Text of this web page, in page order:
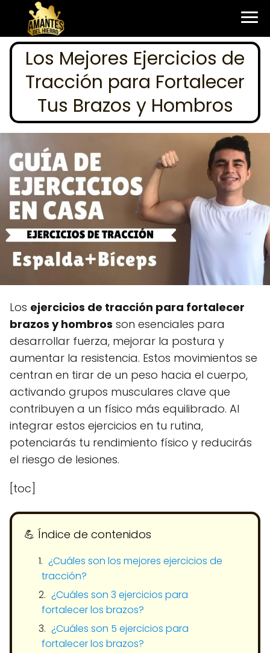
Los Mejores Ejercicios de
Tracción para Fortalecer
Tus Brazos y Hombros
Los ejercicios de tracción para fortalecer
brazos y hombros son esenciales para
desarrollar fuerza, mejorar la postura y
aumentar la resistencia. Estos movimientos se
centran en tirar de un peso hacia el cuerpo,
activando grupos musculares clave que
contribuyen a un físico más equilibrado. Al
integrar estos ejercicios en tu rutina,
potenciarás tu rendimiento físico y reducirás
el riesgo de lesiones.
[toc]
💪​ Índice de contenidos
¿Cuáles son los mejores ejercicios de
tracción?
¿Cuáles son 3 ejercicios para
fortalecer los brazos?
¿Cuáles son 5 ejercicios para
fortalecer los brazos?